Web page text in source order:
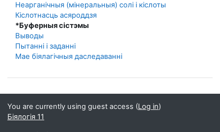
Неарганічныя (мінеральныя) солі і кіслоты
Кіслотнасць асяроддзя
*Буферныя сістэмы
Выводы
Пытанні і заданні
Мае біялагічныя даследаванні
You are currently using guest access (Log in)
Біялогія 11